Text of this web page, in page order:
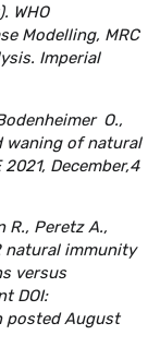
WHO
Modelling, MRC
Imperial
O.,
waning of natural
December,4
R., Peretz A.,
natural immunity
versus
DOI:
posted August